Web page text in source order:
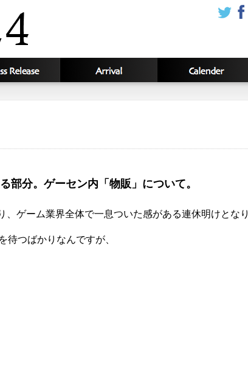
部分。ゲーセン内「物販」について。
、ゲーム業界全体で一息ついた感がある連休明けとなり
待つばかりなんですが、